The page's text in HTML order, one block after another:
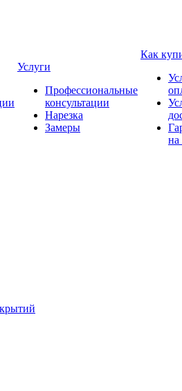
Услуги
Профессиональные
консультации
Нарезка
Замеры
Как
на